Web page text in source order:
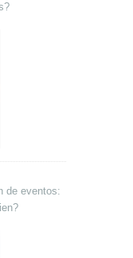
de eventos: